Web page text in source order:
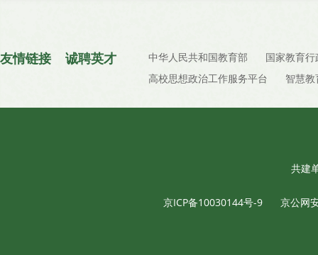
友情链接 诚聘英才 中华人民共和国教育部
国家教育
高校思想政治工作服务平台
智慧教
共建
京ICP备10030144号-9 京公网